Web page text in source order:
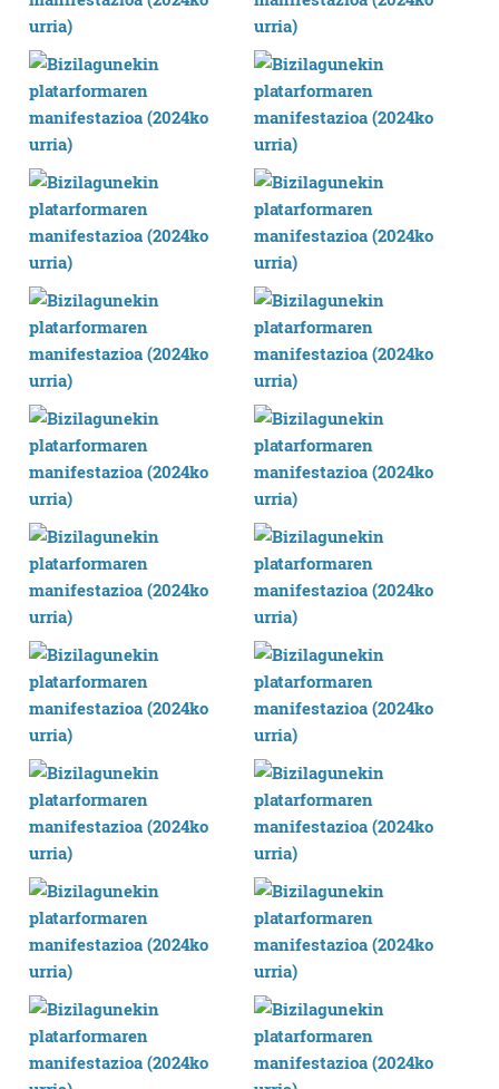
teknologia erabiliz, cookieak adibidez, iragarki eta eduki
neurtzeko, jendeari buruzko informazioa biltzeko eta
produktuak garatzeko. Zure datuak nork eta zertarako
erabiltzen dituen hauta dezakezu.
Bazkide batzuek ez dizute baimenik eskatzen, eta beren
interes komertzial legitimoetan babesten dira. Ikusi gure
bazkideen zerrenda, beren ustez zein helburutarako
duten interes legitimoa eta horren aurka nola egin
dezakezun ikusteko.
Lortu zure datu pertsonalak prozesatzeko moduari
buruzko informazio gehiago eta ezarri zure lehentasunak
datuen atalean. Edozein unetan alda edo ken dezakezu
zure baimena Cookieen adierazpenean.
Webgune honek cookie propioak eta hirugarrenen cookie-
fitxategiak erabiltzen ditu. Zure esperientzia eta
zerbitzuak hobetzeko asmoz, cookie teknologiaz
baliatzen gara. Ohar hau onartuz gero, teknologia hori
erabiltzeko baimen esplizitua ematen diguzu.